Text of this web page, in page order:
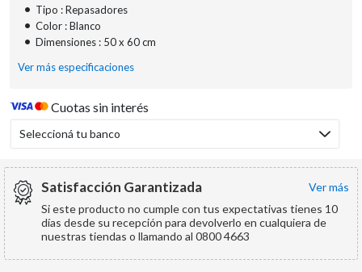
• Tipo : Repasadores
• Color : Blanco
• Dimensiones : 50 x 60 cm
Ver más especificaciones
Cuotas sin interés
Seleccioná tu banco
Satisfacción Garantizada
ver más
Si este producto no cumple con tus expectativas tienes 10
días desde su recepción para devolverlo en cualquiera de
nuestras tiendas o llamando al 0800 4663